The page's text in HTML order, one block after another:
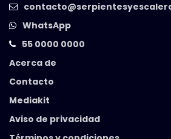
WhatsApp
55 0000 0000
Acerca de
Contacto
Mediakit
Aviso de privacidad